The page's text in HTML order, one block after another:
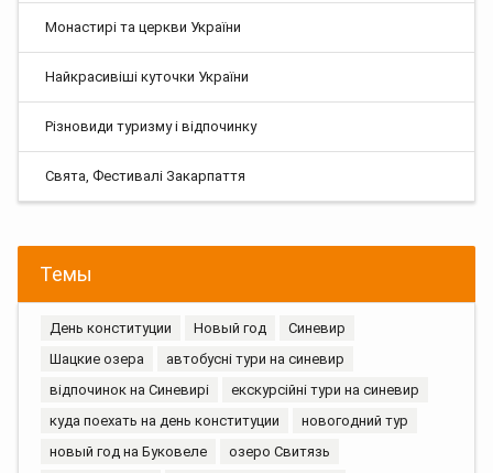
Монастирі та церкви України
Найкрасивіші куточки України
Різновиди туризму і відпочинку
Свята, Фестивалі Закарпаття
Темы
День конституции Новый год
Синевир
Шацкие озера
автобусні тури на синевир
відпочинок на Синевирі
екскурсійні тури на синевир
куда поехать на день конституции
новогодний тур
новый год на Буковеле
озеро Свитязь